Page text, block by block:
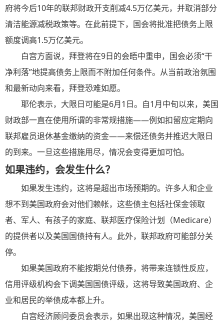
府将今后10年的联邦财政开支削减4.5万亿美元，并取消部分
清洁能源减税政策等。在此前提下，国会将批准把债务上限
额度调高1.5万亿美元。
白宫方面说， 拜登将在9日的会晤中重申，国会必须“干
净利落”地提高债务上限而不附加任何条件。从当前政治氛围
和最新动向来看， 拜登恐难如愿。
耶伦表示，大限日可能是6月1日。自1月中旬以来，美国
财政部一直在使用所谓的非常规措施——例如扣留应定期向
联邦雇员退休基金缴纳的资金——来偿还债务并推迟大限日
的到来。一旦这些措施用尽，情况会变得更加可怕。
如果违约，会发生什么？
如果发生违约，这将是超出市场预期的。许多人和企业
想不到美国政府会对他们赖帐，这些债主包括社保金领取
者、军人、有孩子的家庭、联邦医疗保险计划（Medicare）
的提供者以及美国国债持有人。此外，联邦政府可能部分关
停。
如果美国政府不能按期兑付债券，将带来连锁性反应，
信用评级机构会下调美国国债评级，这将导致美国政府、企
业和居民的举债成本都上升。
白宫经济顾问委员会表示，如果出现这种情况，美国经